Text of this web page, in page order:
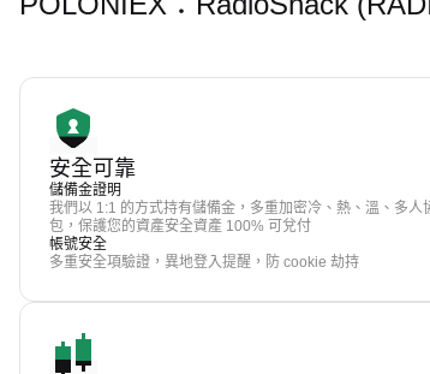
安全可靠
儲備金證明
我們以 1:1 的方式持有儲備金，多重加密冷、熱、溫、多人
包，保護您的資產安全資產 100% 可兌付
帳號安全
多重安全項驗證，異地登入提醒，防 cookie 劫持